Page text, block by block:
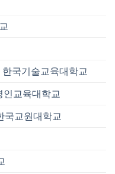
한국기술교육대학교
인교육대학교
국교원대학교